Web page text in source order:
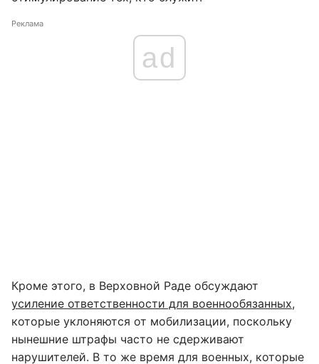
Реклама
ad
Кроме этого, в Верховной Раде обсуждают
усиление ответственности для военнообязанных,
которые уклоняются от мобилизации, поскольку
нынешние штрафы часто не сдерживают
нарушителей. В то же время для военных, которые